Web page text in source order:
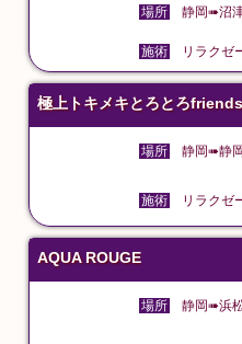
場所 静岡➠沼
施術
リラクゼ
極上トキメキとろとろfriends
場所 静岡➠静
施術
リラクゼ
AQUA ROUGE
場所 静岡➠浜